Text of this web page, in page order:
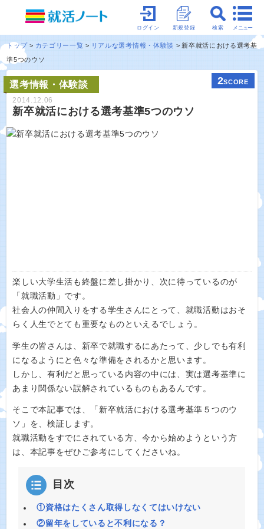
メニュー
検索
新規登録
ログイン
トップ カテゴリー一覧 リアルな選考情報・体験談
新卒就活における選考基
準5つのウソ
選考情報・体験談 2SCORE
2014.12.06
新卒就活における選考基準5つのウソ
楽しい大学生活も終盤に差し掛かり、次に待っているのが
「就職活動」です。
社会人の仲間入りをする学生さんにとって、就職活動はおそ
らく人生でとても重要なものといえるでしょう。
学生の皆さんは、新卒で就職するにあたって、少しでも有利
になるようにと色々な準備をされるかと思います。
しかし、有利だと思っている内容の中には、実は選考基準に
あまり関係ない誤解されているものもあるんです。
そこで本記事では、「新卒就活における選考基準５つのウ
ソ」を、検証します。
就職活動をすでにされている方、今から始めようという方
は、本記事をぜひご参考にしてくださいね。
目次
①資格はたくさん取得しなくてはいけない
②留年をしていると不利になる？